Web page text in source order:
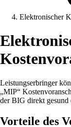
Elektronischer
Leistungserbringer
„MIP“
der BIG direkt gesund
Vorteile des